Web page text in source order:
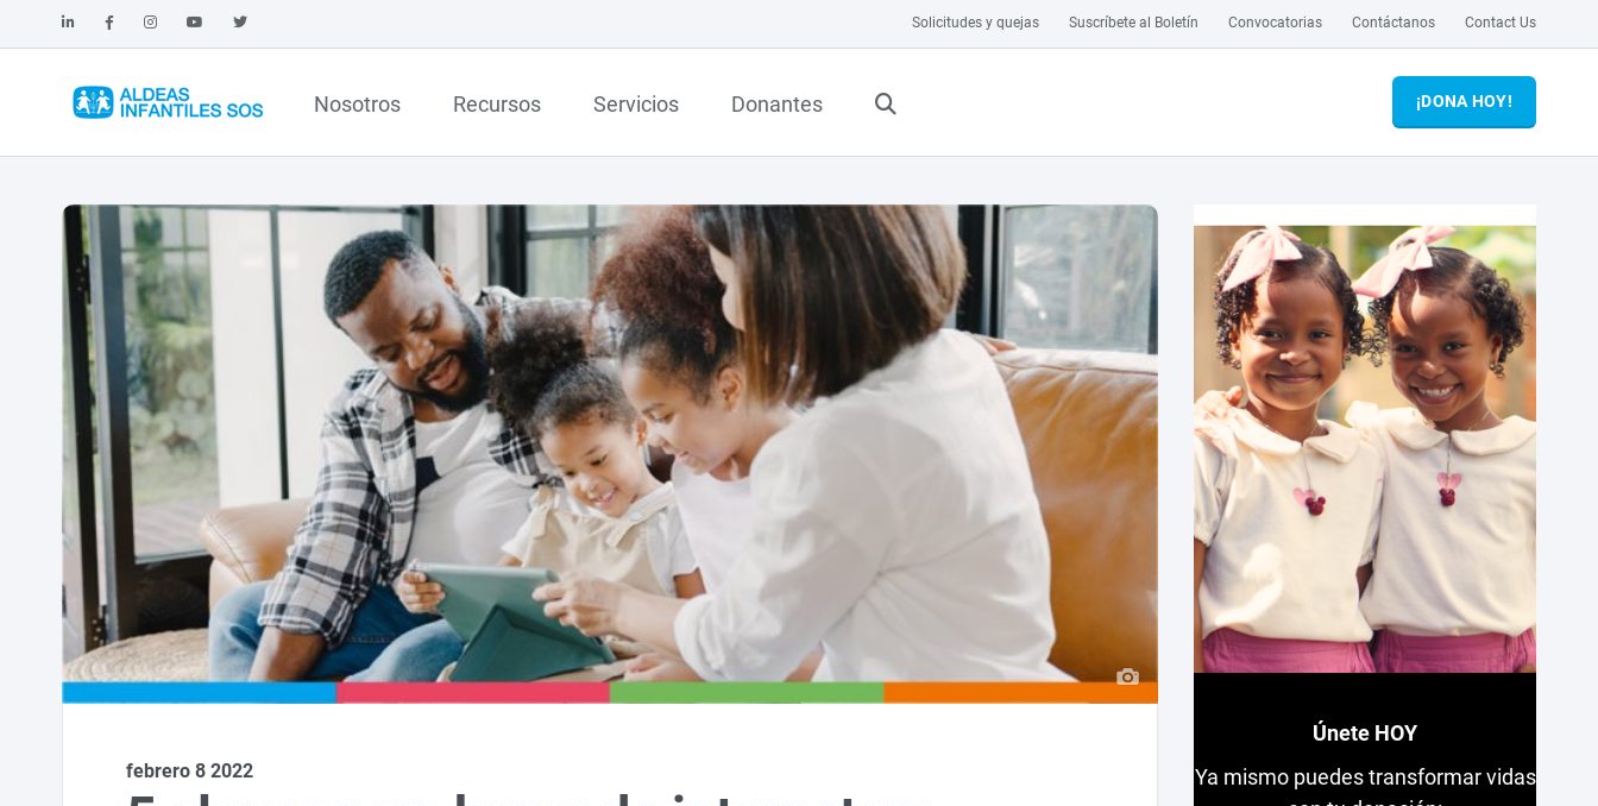
Solicitudes y quejas Suscríbete al Boletín Convocatorias Contáctanos Contact Us
Nosotros Recursos Servicios Donantes ¡DONA HOY!
febrero 8 2022
Únete HOY
Ya mismo puedes transformar vidas